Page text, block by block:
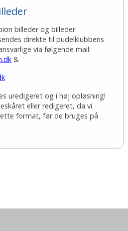
billeder og billeder
direkte til pudelklubbens
via følgende mail:
&
uredigeret og i høj opløsning!
eller redigeret, da vi
format, før de bruges på